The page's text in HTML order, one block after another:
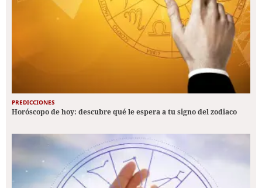
PREDICCIONES
Horóscopo de hoy: descubre qué le espera a tu signo del zodiaco